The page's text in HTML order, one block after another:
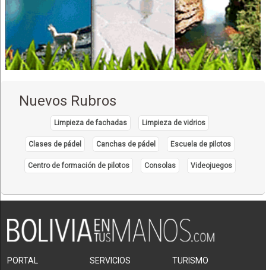
Ropa Industrial
Ropa
Ropa de Trabajo
Imprentas
Gigantografías
Publicidad Exterior
Diseño Gráfico
Publicidad, Agencias de
Productoras de Publicidad
Packaging industrial
Acoples
Caucho
Nuevos Rubros
Limpieza de fachadas Limpieza de vidrios
Clases de pádel Canchas de pádel Escuela de pilotos
Centro de formación de pilotos Consolas Videojuegos
PORTAL SERVICIOS TURISMO